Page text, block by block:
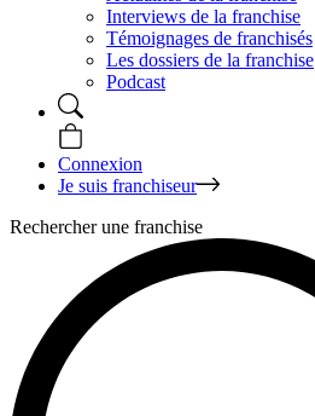
Interviews de la franchise
Témoignages de franchisés
Les dossiers de la franchise
Podcast
Connexion
Je suis franchiseur
Rechercher une franchise